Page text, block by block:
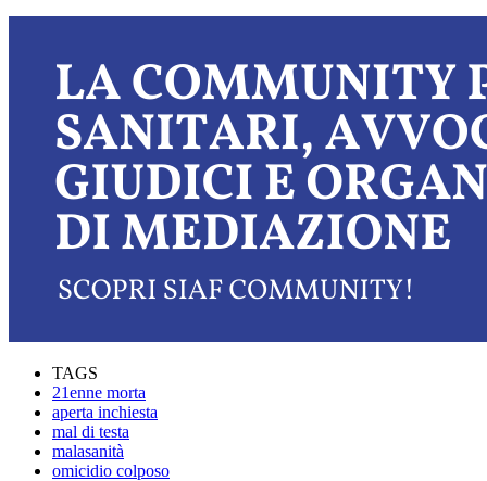
TAGS
21enne morta
aperta inchiesta
mal di testa
malasanità
omicidio colposo